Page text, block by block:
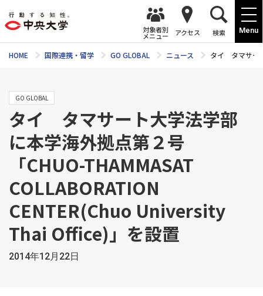
Menu
対象者別
メニュー アクセス 検索
HOME 国際連携・留学 GO GLOBAL ニュース タイ タマサー
GO GLOBAL
タイ タマサート大学法学部
に本学海外拠点第２号
「CHUO-THAMMASAT
COLLABORATION
CENTER(Chuo University
Thai Office)」を設置
2014年12月22日